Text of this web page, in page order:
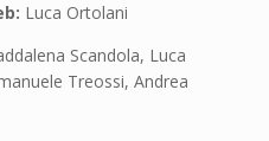
Luca Ortolani
Scandola, Luca
Treossi, Andrea